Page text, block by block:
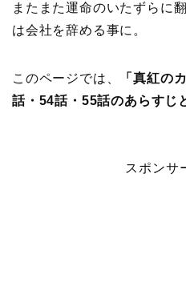
またまた運命のいたずらに
は会社を辞める事に。
このページでは、
「真紅の
話・54話・55話のあらすじ
スポンサ